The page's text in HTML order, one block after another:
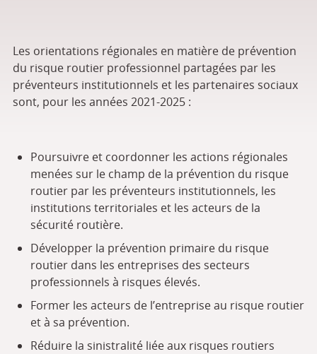
Les orientations régionales en matière de prévention
du risque routier professionnel partagées par les
préventeurs institutionnels et les partenaires sociaux
sont, pour les années 2021-2025 :
Poursuivre et coordonner les actions régionales
menées sur le champ de la prévention du risque
routier par les préventeurs institutionnels, les
institutions territoriales et les acteurs de la
sécurité routière.
Développer la prévention primaire du risque
routier dans les entreprises des secteurs
professionnels à risques élevés.
Former les acteurs de l’entreprise au risque routier
et à sa prévention.
Réduire la sinistralité liée aux risques routiers